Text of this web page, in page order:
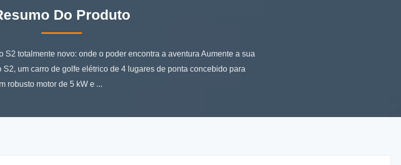
Do Produto
totalmente novo: onde o poder encontra a aventura Aumente a sua
um carro de golfe elétrico de 4 lugares de ponta concebido para
robusto motor de 5 kW e ...